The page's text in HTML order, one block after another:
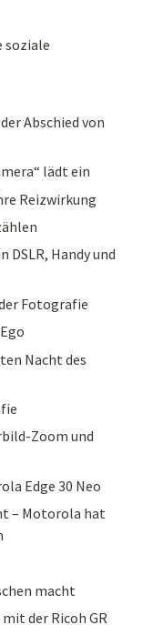
soziale
Abschied von
lädt ein
Reizwirkung
DSLR, Handy und
Fotografie
Nacht des
Zoom und
Edge 30 Neo
– Motorola hat
macht
der Ricoh GR